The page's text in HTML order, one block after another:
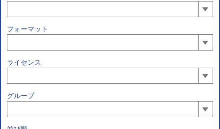
フォーマット
ライセンス
グループ